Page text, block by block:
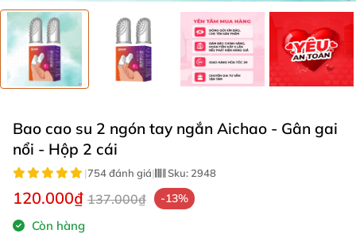
Bao cao su 2 ngón tay ngắn Aichao - Gân gai
nổi - Hộp 2 cái
|754 đánh giá| Sku: 2948
120.000₫ 137.000₫ -13%
Còn hàng